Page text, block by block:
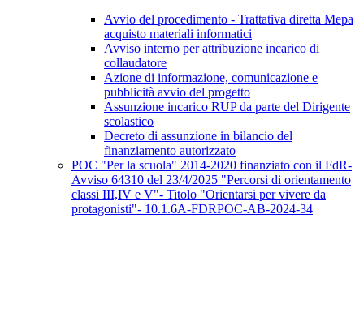
Avvio del procedimento - Trattativa diretta Mepa
acquisto materiali informatici
Avviso interno per attribuzione incarico di
collaudatore
Azione di informazione, comunicazione e
pubblicità avvio del progetto
Assunzione incarico RUP da parte del Dirigente
scolastico
Decreto di assunzione in bilancio del
finanziamento autorizzato
POC "Per la scuola" 2014-2020 finanziato con il FdR-
Avviso 64310 del 23/4/2025 "Percorsi di orientamento
classi III,IV e V"- Titolo "Orientarsi per vivere da
protagonisti"- 10.1.6A-FDRPOC-AB-2024-34